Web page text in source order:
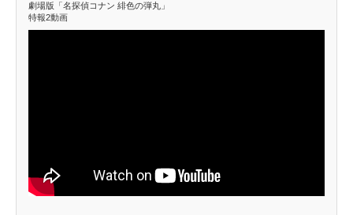
劇場版「名探偵コナン 緋色の弾丸」
特報2動画